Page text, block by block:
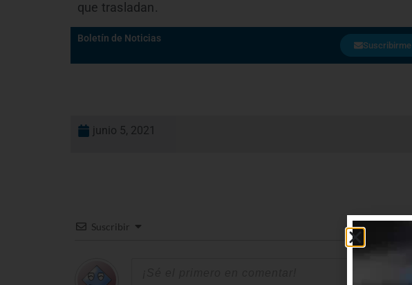
que trasladan.
Boletín de Noticias
Suscribirme
junio 5, 2021
Suscribir